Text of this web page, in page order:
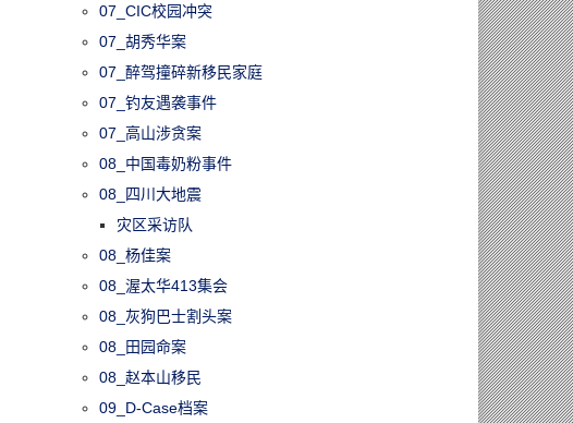
07_CIC校园冲突
07_胡秀华案
07_醉驾撞碎新移民家庭
07_钓友遇袭事件
07_高山涉贪案
08_中国毒奶粉事件
08_四川大地震
灾区采访队
08_杨佳案
08_渥太华413集会
08_灰狗巴士割头案
08_田园命案
08_赵本山移民
09_D-Case档案